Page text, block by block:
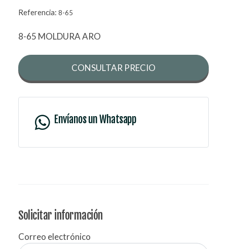
Referencia: 8-65
8-65 MOLDURA ARO
CONSULTAR PRECIO
Envíanos un Whatsapp
Solicitar información
Correo electrónico